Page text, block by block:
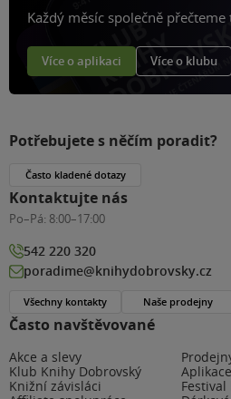
Každý měsíc společně přečteme
Více o aplikaci Více o klubu
Často navštěvované
Akce a slevy
Klub Knihy Dobrovský
Knižní závisláci
Potřebujete s něčím poradit?
Často kladené dotazy
Kontaktujte nás
Po–Pá: 8:00–17:00
542 220 320
poradime@knihydobrovsky.cz
Všechny kontakty Naše prodejny